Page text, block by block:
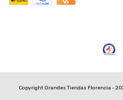
Copyright Grandes Tiendas Florencia -